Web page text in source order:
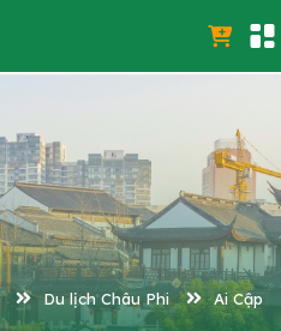
Du lịch Châu Phi Ai Cập